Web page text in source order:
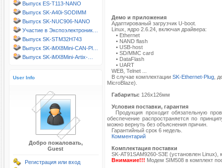
Выпуск ES-T113-NANO
Выпуск SK-A40i-SODIMM
Выпуск SK-NUC906-NANO
Участие в Экспоэлектроник…
Выпуск SK-STM32H743
Выпуск SK-iMX8Mini-CAN-Pl…
Выпуск SK-iMX8Mini-Artix-…
User Info
Добро пожаловать,
Guest
Регистрация или вход
Демо и приложения
Адаптированый загрузчик U-boot.
Linux, ядро 2.6.24, включая драйвера:
• Ethernet
• NAND flash
• USB-host
• SD/MMC card
• DataFlash
• UART
WEB, Telnet ...
В случае комплектации SK-Ethernet-Plug ,
MicroBlaze).
Габариты: 126х126мм
Условия поставки, гарантия
Продукция проходит обязательную
обеспечение распространяется по
можно вернуть без объяснения причин.
Гарантийный срок 6 недель.
Комментарий
Комплектация поставки
SK-AT91SAM9260-S3E (установлен
Внимание!!! Модем SIM508 в комплект